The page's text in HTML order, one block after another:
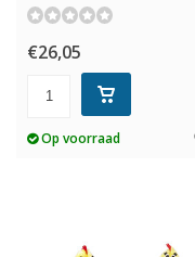
€26,05
Op voorraad